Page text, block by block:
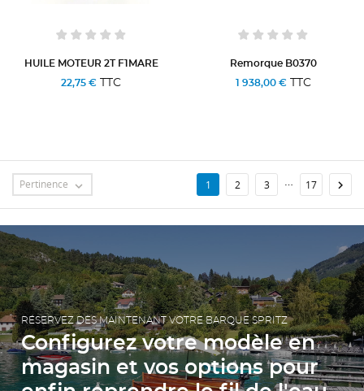
HUILE MOTEUR 2T F1MARE
22,75 € TTC
Remorque B0370
1 938,00 €TTC
Pertinence  1 2 3 17 
RÉSERVEZ DÈS MAINTENANT VOTRE BARQUE SPRITZ
Configurez votre modèle en
magasin et vos options pour